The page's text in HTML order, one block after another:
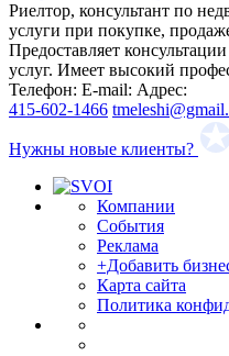
Риелтор, консультант по
услуги при покупке,
Предоставляет
услуг. Имеет высокий
Телефон: E-mail: Адрес:
415-602-1466
Нужны новые клиенты?
Компании
События
Реклама
+Добавить
Карта сайта
Политика